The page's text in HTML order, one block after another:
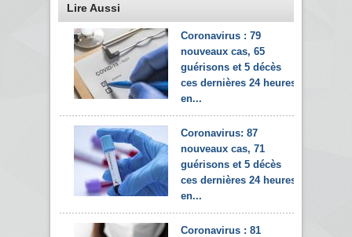
Lire Aussi
Coronavirus : 79
nouveaux cas, 65
guérisons et 5 décès
ces dernières 24 heures
en...
Coronavirus: 87
nouveaux cas, 71
guérisons et 5 décès
ces dernières 24 heures
en...
Coronavirus : 81